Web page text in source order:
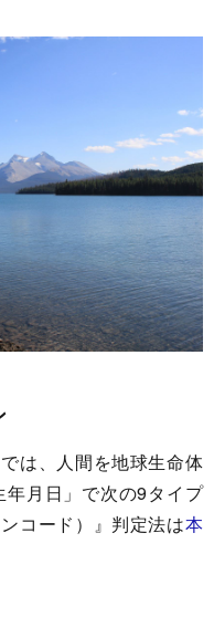
では、人間を地球生命体
月日」で次の9タイプ
コード）』判定法は本